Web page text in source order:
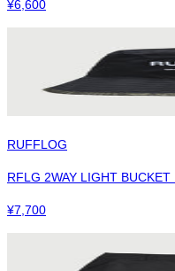
¥6,600
RUFFLOG
RFLG 2WAY LIGHT BUCKET
¥7,700